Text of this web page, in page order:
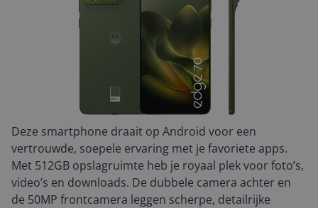
Deze smartphone draait op Android voor een
vertrouwde, soepele ervaring met je favoriete apps.
Met 512GB opslagruimte heb je royaal plek voor foto’s,
video’s en downloads. De dubbele camera achter en
de 50MP frontcamera leggen scherpe, detailrijke